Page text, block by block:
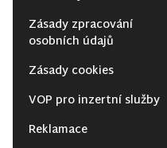
Zásady zpracování
osobních údajů
Zásady cookies
VOP pro inzertní služby
Reklamace